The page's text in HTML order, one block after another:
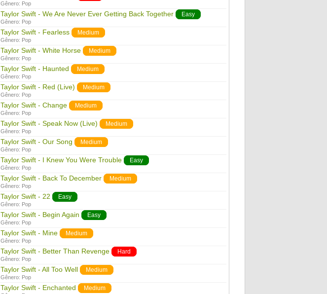
Gênero: Pop
Taylor Swift - We Are Never Ever Getting Back Together Easy
Gênero: Pop
Taylor Swift - Fearless Medium
Gênero: Pop
Taylor Swift - White Horse Medium
Gênero: Pop
Taylor Swift - Haunted Medium
Gênero: Pop
Taylor Swift - Red (Live) Medium
Gênero: Pop
Taylor Swift - Change Medium
Gênero: Pop
Taylor Swift - Speak Now (Live) Medium
Gênero: Pop
Taylor Swift - Our Song Medium
Gênero: Pop
Taylor Swift - I Knew You Were Trouble Easy
Gênero: Pop
Taylor Swift - Back To December Medium
Gênero: Pop
Taylor Swift - 22 Easy
Gênero: Pop
Taylor Swift - Begin Again Easy
Gênero: Pop
Taylor Swift - Mine Medium
Gênero: Pop
Taylor Swift - Better Than Revenge Hard
Gênero: Pop
Taylor Swift - All Too Well Medium
Gênero: Pop
Taylor Swift - Enchanted Medium